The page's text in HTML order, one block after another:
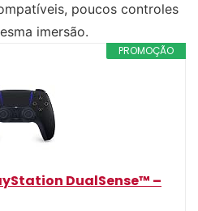
poucos controles
imersão.
PROMOÇÃO
DualSense™ –